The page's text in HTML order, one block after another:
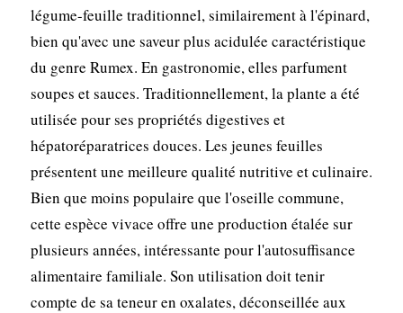
légume-feuille traditionnel, similairement à l'épinard,
bien qu'avec une saveur plus acidulée caractéristique
du genre Rumex. En gastronomie, elles parfument
soupes et sauces. Traditionnellement, la plante a été
utilisée pour ses propriétés digestives et
hépatoréparatrices douces. Les jeunes feuilles
présentent une meilleure qualité nutritive et culinaire.
Bien que moins populaire que l'oseille commune,
cette espèce vivace offre une production étalée sur
plusieurs années, intéressante pour l'autosuffisance
alimentaire familiale. Son utilisation doit tenir
compte de sa teneur en oxalates, déconseillée aux